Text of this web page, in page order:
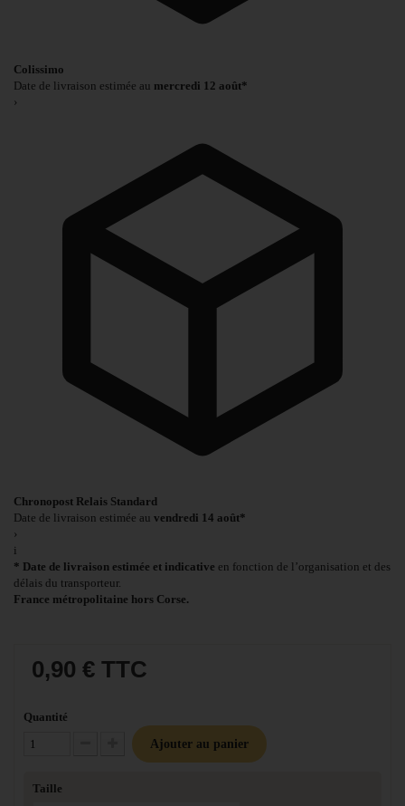
Colissimo
Date de livraison estimée au mercredi 12 août*
›
Chronopost Relais Standard
Date de livraison estimée au vendredi 14 août*
›
i
* Date de livraison estimée et indicative en fonction de l’organisation et des
délais du transporteur.
France métropolitaine hors Corse.
0,90 € TTC
Quantité
Diminuer la quantité
Augmenter la quantité
Ajouter au panier
Taille